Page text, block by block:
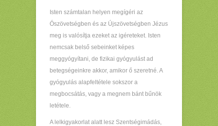
Isten számtalan helyen megígéri az
Ószövetségben és az Újszövetségben Jézus
meg is valósítja ezeket az igéreteket. Isten
nemcsak belső sebeinket képes
meggyógyítani, de fizikai gyógyulást ad
betegségeinkre akkor, amikor ő szeretné. A
gyógyulás alapfeltétele sokszor a
megbocsátás, vagy a megnem bánt bűnök
letétele.
A lelkigyakorlat alatt lesz Szentségimádás,